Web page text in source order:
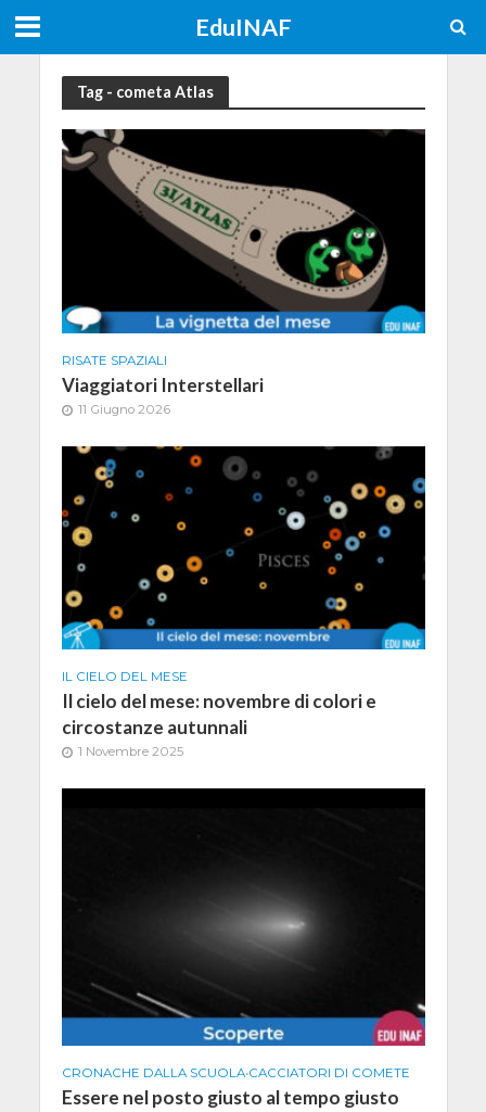
EduINAF
Tag - cometa Atlas
RISATE SPAZIALI
Viaggiatori Interstellari
11 Giugno 2026
IL CIELO DEL MESE
Il cielo del mese: novembre di colori e
circostanze autunnali
1 Novembre 2025
CRONACHE DALLA SCUOLA•CACCIATORI DI COMETE
Essere nel posto giusto al tempo giusto